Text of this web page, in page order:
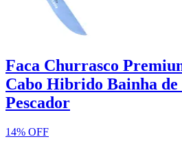
Faca Churrasco
Cabo Hibrido Bainha
Pescador
14% OFF